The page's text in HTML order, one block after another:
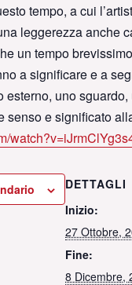
tempo, a cui
leggerezza anche
un tempo
a significare e a
uno
senso e significato
DETTAGLI
Inizio:
27 Ottobre,
Fine:
8 Dicembre,